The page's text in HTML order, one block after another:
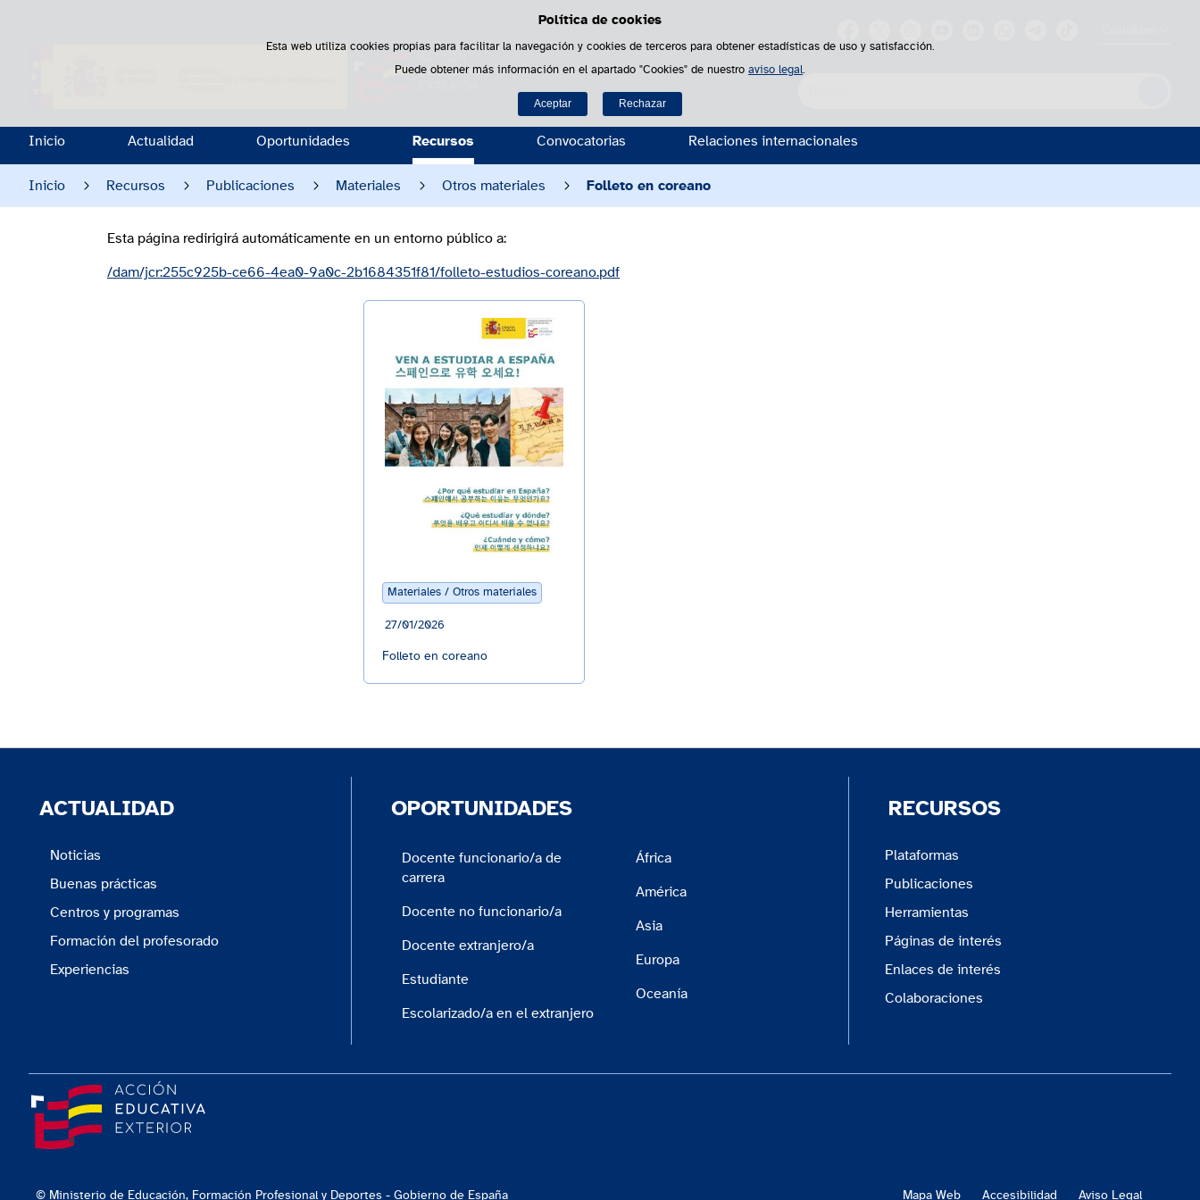
Política de cookies
Esta web utiliza cookies propias para facilitar la navegación y cookies de terceros para obtener estadísticas de uso y satisfacción.
Puede obtener más información en el apartado "Cookies" de nuestro aviso legal
Aceptar Rechazar
Saltar al contenido
Buscador
Inicio Actualidad Oportunidades Recursos Convocatorias Relaciones internacionales
Inicio Recursos Publicaciones Materiales Otros materiales Folleto en coreano
Esta página redirigirá automáticamente en un entorno público a:
/dam/jcr:255c925b-ce66-4ea0-9a0c-2b1684351f81/folleto-estudios-coreano.pdf
Materiales / Otros materiales
27/01/2026
Folleto en coreano
ACTUALIDAD
Noticias
Buenas prácticas
Centros y programas
Formación del profesorado
Experiencias
OPORTUNIDADES
Docente funcionario/a de
carrera
Docente no funcionario/a
Docente extranjero/a
Estudiante
Escolarizado/a en el extranjero
África
América
Asia
Europa
Oceanía
RECURSOS
Plataformas
Publicaciones
Herramientas
Páginas de interés
Enlaces de interés
Colaboraciones
© Ministerio de Educación, Formación Profesional y Deportes - Gobierno de España Mapa Web Accesibilidad Aviso Legal